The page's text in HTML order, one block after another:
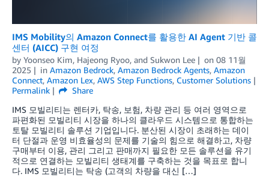
IMS Mobility의 Amazon Connect를 활용한 AI Agent 기반 콜
센터 (AICC) 구현 여정
by Yoonseo Kim, Hajeong Ryoo, and Sukwon Lee on 08 11월
2025
in Amazon Bedrock, Amazon Bedrock Agents, Amazon
Connect, Amazon Lex, AWS Step Functions, Customer Solutions
Permalink
Share
IMS 모빌리티는 렌터카, 탁송, 보험, 차량 관리 등 여러 영역으로
파편화된 모빌리티 시장을 하나의 클라우드 시스템으로 통합하는
토탈 모빌리티 솔루션 기업입니다. 분산된 시장이 초래하는 데이
터 단절과 운영 비효율성의 문제를 기술의 힘으로 해결하고, 차량
구매부터 이용, 관리 그리고 판매까지 필요한 모든 솔루션을 유기
적으로 연결하는 모빌리티 생태계를 구축하는 것을 목표로 합니
다. IMS 모빌리티는 탁송 (고객의 차량을 대신 […]